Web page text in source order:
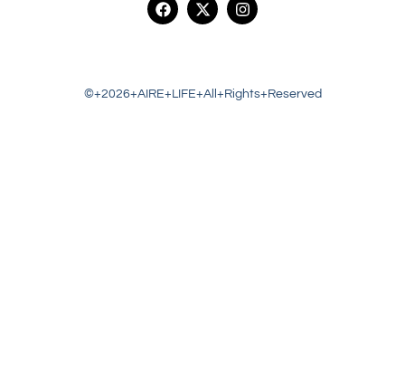
©+2026+AIRE+LIFE+All+Rights+Reserved